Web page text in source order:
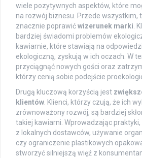
wiele pozytywnych aspektów, które
na rozwój biznesu. Przede wszystkim,
znacznie poprawićwizerunek marki .
bardziej świadomi problemów
kawiarnie, które stawiają na
ekologiczną, zyskują w ich oczach. W
przyciągnąć nowych gości oraz
którzy cenią sobie podejście
Drugą kluczową korzyścią jest
klientów . Klienci, którzy czują, że ich
zrównoważony rozwój, są bardziej
takiej kawiarni. Wprowadzając
z lokalnych dostawców, używanie
czy ograniczenie plastikowych
stworzyć silniejszą więź z